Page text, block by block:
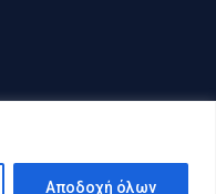
Αποδοχή όλων